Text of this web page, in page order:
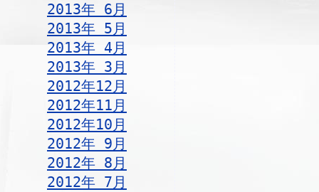
2013年 6月
2013年 5月
2013年 4月
2013年 3月
2012年12月
2012年11月
2012年10月
2012年 9月
2012年 8月
2012年 7月